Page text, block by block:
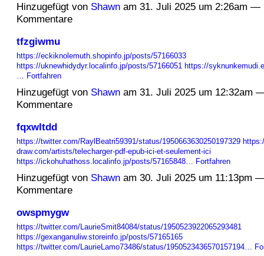
Hinzugefügt von Shawnam 31. Juli 2025 um 2:26am —
Kommentare
tfzgiwmu
https://eckiknolemuth.shopinfo.jp/posts/57166033
https://uknewhidydyr.localinfo.jp/posts/57166051 https://
Fortfahren
Hinzugefügt von Shawnam 31. Juli 2025 um 12:32am
Kommentare
fqxwltdd
https://twitter.com/RaylBeatri59391/status/1950663630250197329
draw.com/artists/telecharger-pdf-epub-ici-et-seulement-ici
https://ickohuhathoss.localinfo.jp/posts/57165848…
Fortfahren
Hinzugefügt von Shawnam 30. Juli 2025 um 11:13pm
Kommentare
owspmygw
https://twitter.com/LaurieSmit84084/status/1950523922065293481
https://gexanganuliw.storeinfo.jp/posts/57165165
https://twitter.com/LaurieLamo73486/status/1950523436570157194…